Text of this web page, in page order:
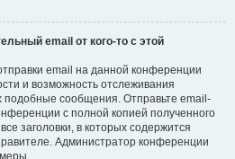
email от кого-то с этой
email на данной конференции
и возможность отслеживания
сообщения. Отправьте email-
с полной копией полученного
заголовки, в которых содержится
Администратор конференции